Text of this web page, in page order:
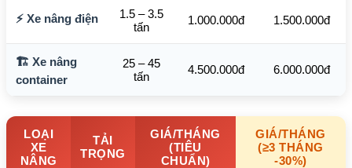
⚡ Xe nâng điện
1.5 – 3.5
tấn
1.000.000đ 1.500.000đ
🏗️ Xe nâng
container
25 – 45
tấn
4.500.000đ 6.000.000đ
LOẠI
XE
NÂNG
TẢI
TRỌNG
GIÁ/THÁNG
(TIÊU
CHUẨN)
GIÁ/THÁNG
(≥3 THÁNG
-30%)